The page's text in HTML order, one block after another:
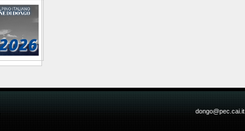
dongo@pec.cai.it